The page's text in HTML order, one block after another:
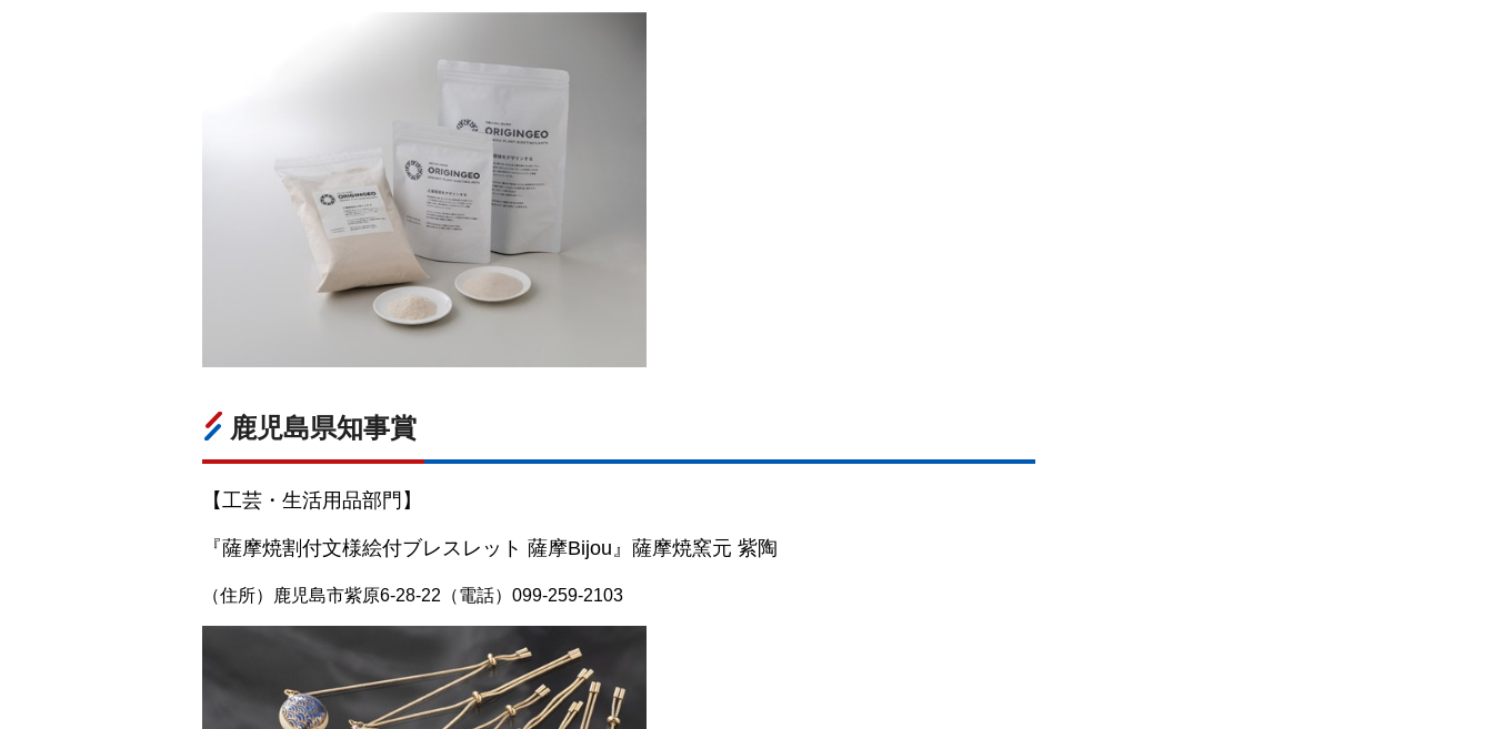
鹿児島県知事賞
【工芸・生活用品部門】
『薩摩焼割付文様絵付ブレスレット 薩摩Bijou』薩摩焼窯元 紫陶
（住所）鹿児島市紫原6-28-22（電話）099-259-2103